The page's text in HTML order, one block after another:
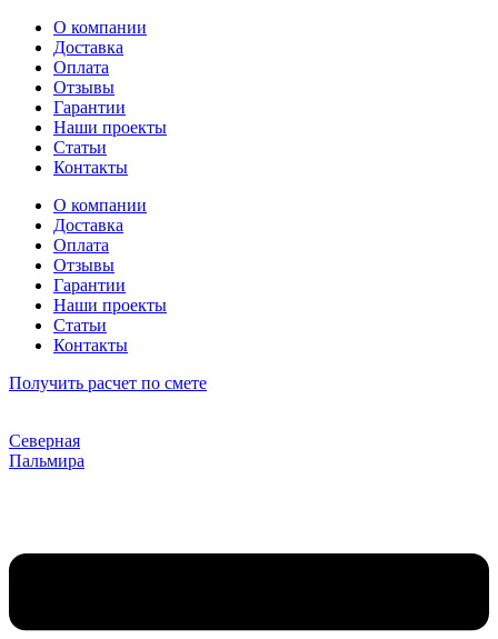
Перейти
содержимому
О компании
Доставка
Оплата
Отзывы
Гарантии
Наши проекты
Статьи
Контакты
О компании
Доставка
Оплата
Отзывы
Гарантии
Наши проекты
Статьи
Контакты
Получить расчет по смете
Северная
Пальмира